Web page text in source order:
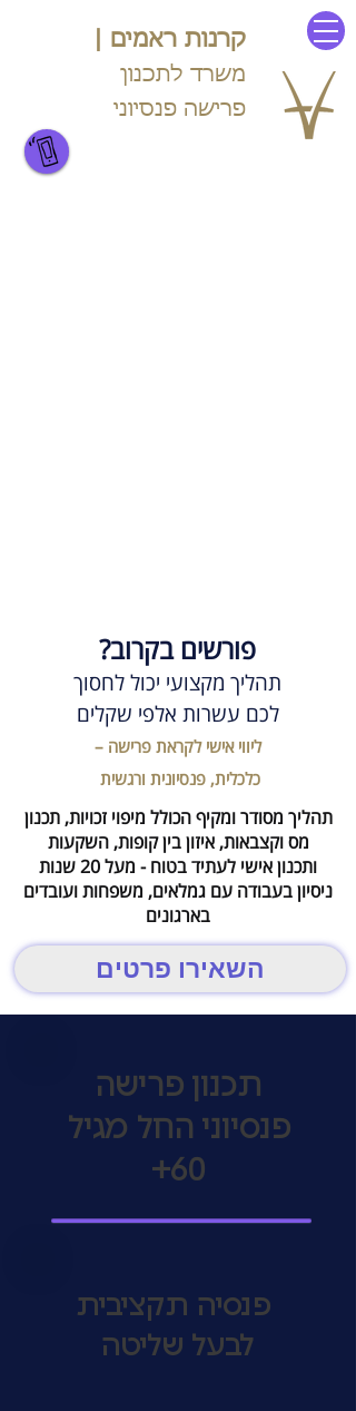
קרנות ראמים |
משרד לתכנון
פרישה פנסיוני
פורשים בקרוב?
תהליך מקצועי יכול לחסוך
לכם עשרות אלפי שקלים
ליווי אישי לקראת פרישה –
כלכלית, פנסיונית ורגשית
תהליך מסודר ומקיף הכולל מיפוי זכויות, תכנון
מס וקצבאות, איזון בין קופות, השקעות
ותכנון אישי לעתיד בטוח - מעל 20 שנות
ניסיון בעבודה עם גמלאים, משפחות ועובדים
בארגונים
השאירו פרטים
תכנון פרישה
פנסיוני החל מגיל
60+
פנסיה תקציבית
לבעל שליטה